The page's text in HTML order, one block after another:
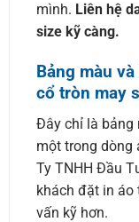
mình. Liên hệ
size kỹ càng.
Bảng màu
cổ tròn may
Đây chỉ là bảng
một trong dòng
Ty TNHH Đầu
khách đặt in áo
vấn kỹ hơn.